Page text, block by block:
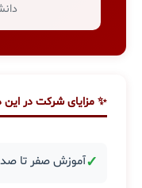
✨ مزایای شرکت در این
✓آموزش صفر تا صد